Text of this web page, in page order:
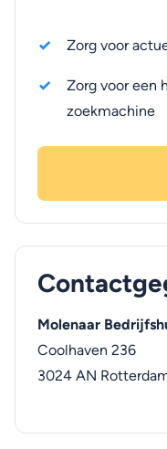
Zorg voor
Zorg voor een
zoekmachine
Molenaar
Coolhaven 236
3024 AN